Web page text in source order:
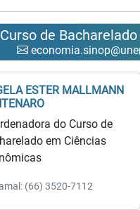
Curso de
ESTER MALLMANN
do Curso de
em Ciências
(66) 3520-7112